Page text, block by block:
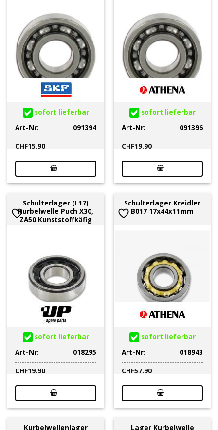
sofort lieferbar
Art-Nr:
091394
CHF15.90
sofort lieferbar
Art-Nr:
091396
CHF19.90
Schulterlager (L17)
Kurbelwelle Puch X30,
ZA50 Kunststoffkäfig
sofort lieferbar
Art-Nr:
018295
CHF19.90
Schulterlager Kreidler
B017 17x44x11mm
sofort lieferbar
Art-Nr:
018943
CHF57.90
Kurbelwellenlager Lager Kurbelwelle